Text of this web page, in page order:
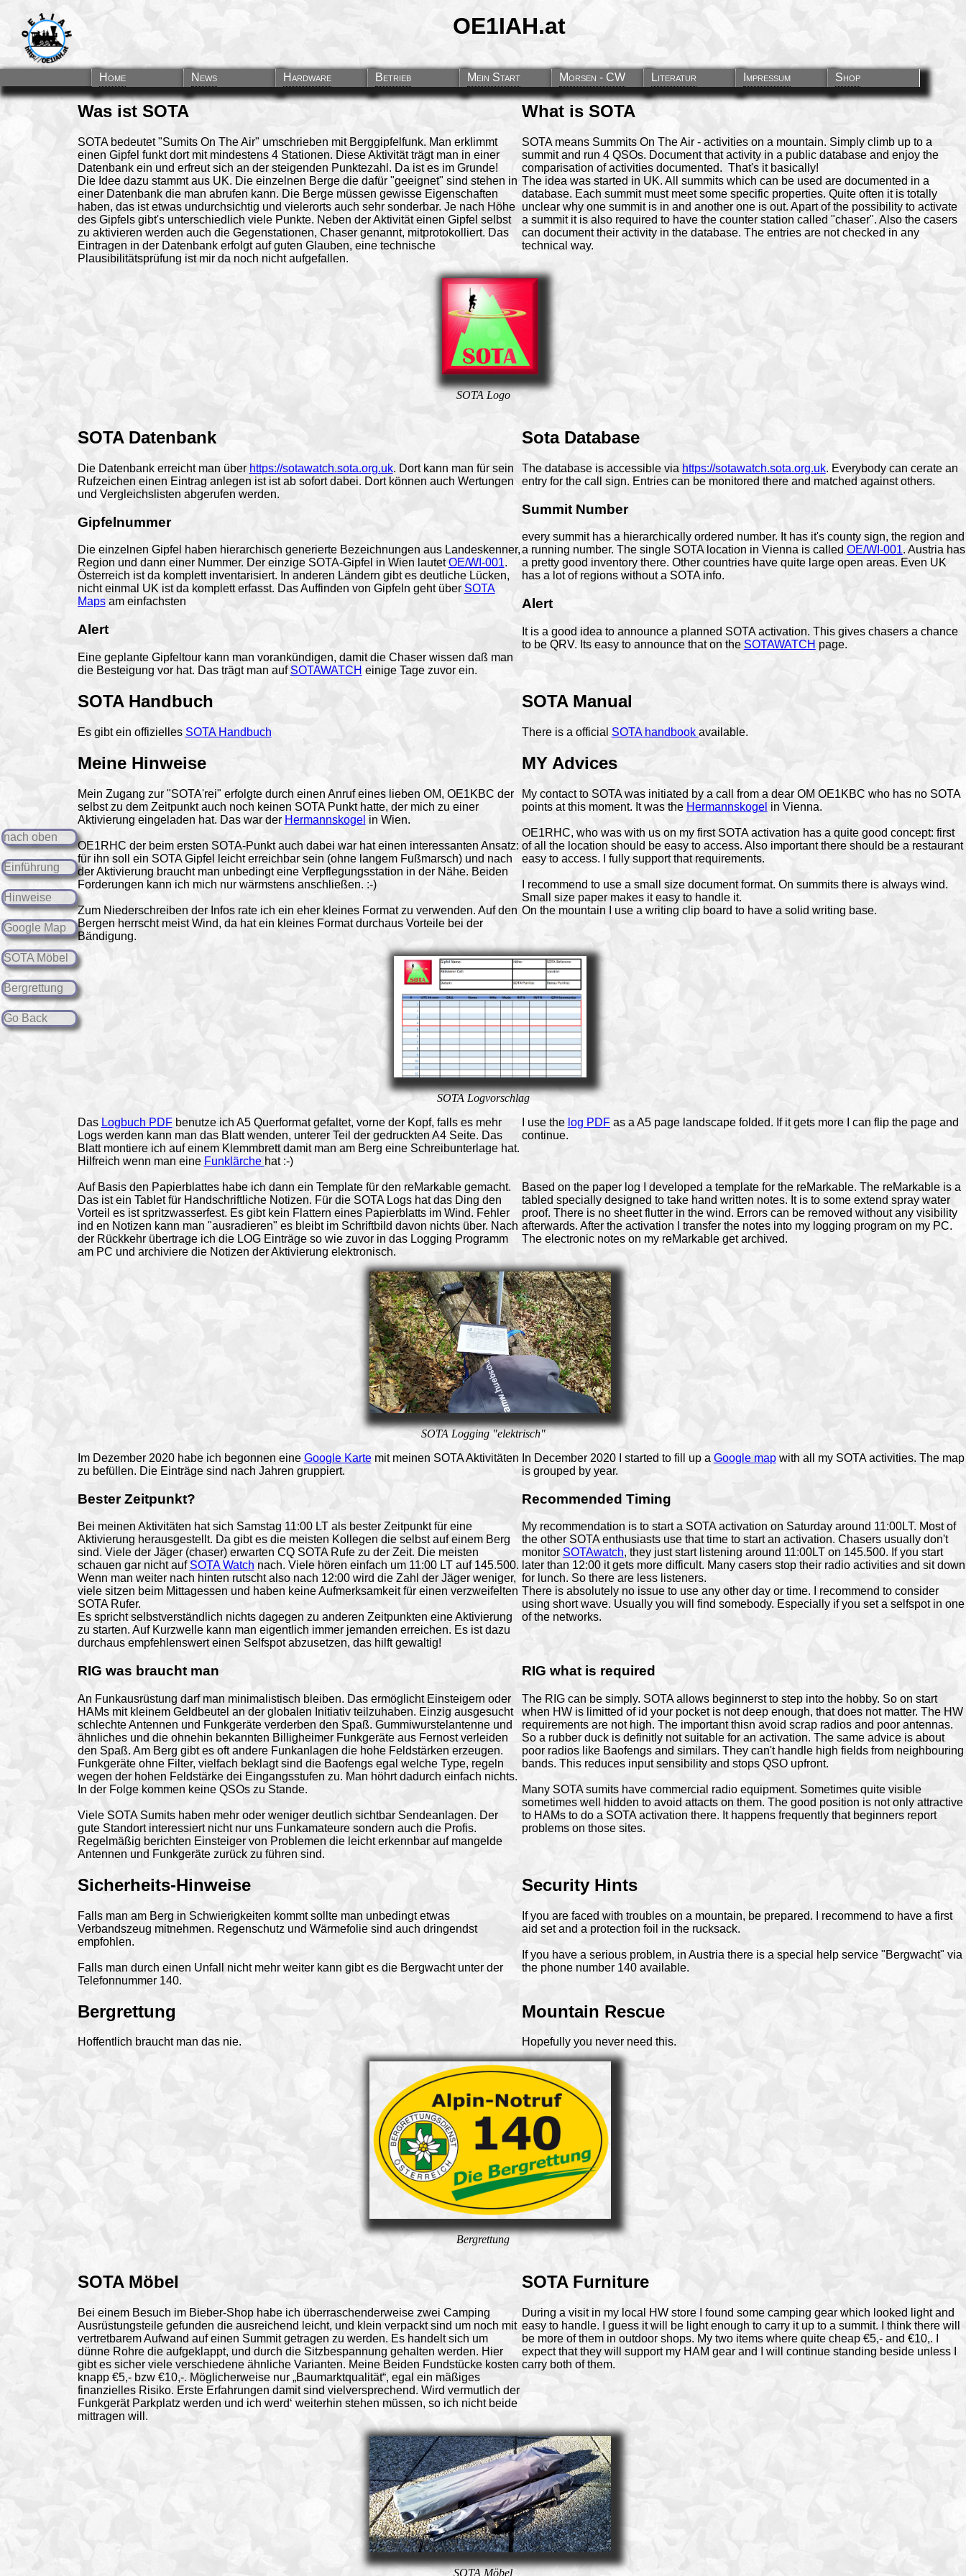
OE1IAH.at
Home News Hardware Betrieb Mein Start Morsen - CW Literatur Impressum Shop
nach oben
Einführung
Hinweise
Google Map
SOTA Möbel
Bergrettung
Go Back
Was ist SOTA
SOTA bedeutet "Sumits On The Air" umschrieben mit Berggipfelfunk. Man erklimmt
einen Gipfel funkt dort mit mindestens 4 Stationen. Diese Aktivität trägt man in einer
Datenbank ein und erfreut sich an der steigenden Punktezahl. Da ist es im Grunde!
Die Idee dazu stammt aus UK. Die einzelnen Berge die dafür "geeignet" sind stehen in
einer Datenbank die man abrufen kann. Die Berge müssen gewisse Eigenschaften
haben, das ist etwas undurchsichtig und vielerorts auch sehr sonderbar. Je nach Höhe
des Gipfels gibt's unterschiedlich viele Punkte. Neben der Aktivität einen Gipfel selbst
zu aktivieren werden auch die Gegenstationen, Chaser genannt, mitprotokolliert. Das
Eintragen in der Datenbank erfolgt auf guten Glauben, eine technische
Plausibilitätsprüfung ist mir da noch nicht aufgefallen.
What is SOTA
SOTA means Summits On The Air - activities on a mountain. Simply climb up to a
summit and run 4 QSOs. Document that activity in a public database and enjoy the
comparisation of activities documented. That's it basically!
The idea was started in UK. All summits which can be used are documented in a
database. Each summit must meet some specific properties. Quite often it is totally
unclear why one summit is in and another one is out. Apart of the possibility to activate
a summit it is also required to have the counter station called "chaser". Also the casers
can document their activity in the database. The entries are not checked in any
technical way.
SOTA Logo
SOTA Datenbank
Die Datenbank erreicht man über https://sotawatch.sota.org.uk. Dort kann man für sein
Rufzeichen einen Eintrag anlegen ist ist ab sofort dabei. Dort können auch Wertungen
und Vergleichslisten abgerufen werden.
Gipfelnummer
Die einzelnen Gipfel haben hierarchisch generierte Bezeichnungen aus Landeskenner,
Region und dann einer Nummer. Der einzige SOTA-Gipfel in Wien lautetOE/WI-001.
Österreich ist da komplett inventarisiert. In anderen Ländern gibt es deutliche Lücken,
nicht einmal UK ist da komplett erfasst. Das Auffinden von Gipfeln geht über SOTA
Mapsam einfachsten
Alert
Eine geplante Gipfeltour kann man vorankündigen, damit die Chaser wissen daß man
die Besteigung vor hat. Das trägt man auf SOTAWATCH einige Tage zuvor ein.
Sota Database
The database is accessible via https://sotawatch.sota.org.uk. Everybody can cerate an
entry for the call sign. Entries can be monitored there and matched against others.
Summit Number
every summit has a hierarchically ordered number. It has it's county sign, the region and
a running number. The single SOTA location in Vienna is called OE/WI-001. Austria has
a pretty good inventory there. Other countries have quite large open areas. Even UK
has a lot of regions without a SOTA info.
Alert
It is a good idea to announce a planned SOTA activation. This gives chasers a chance
to be QRV. Its easy to announce that on the SOTAWATCH page.
SOTA Handbuch
Es gibt ein offizielles SOTA Handbuch
SOTA Manual
There is a official SOTA handbook available.
Meine Hinweise
Mein Zugang zur "SOTA'rei" erfolgte durch einen Anruf eines lieben OM, OE1KBC der
selbst zu dem Zeitpunkt auch noch keinen SOTA Punkt hatte, der mich zu einer
Aktivierung eingeladen hat. Das war der Hermannskogel in Wien.
OE1RHC der beim ersten SOTA-Punkt auch dabei war hat einen interessanten Ansatz:
für ihn soll ein SOTA Gipfel leicht erreichbar sein (ohne langem Fußmarsch) und nach
der Aktivierung braucht man unbedingt eine Verpflegungsstation in der Nähe. Beiden
Forderungen kann ich mich nur wärmstens anschließen. :-)
Zum Niederschreiben der Infos rate ich ein eher kleines Format zu verwenden. Auf den
Bergen herrscht meist Wind, da hat ein kleines Format durchaus Vorteile bei der
Bändigung.
MY Advices
My contact to SOTA was initiated by a call from a dear OM OE1KBC who has no SOTA
points at this moment. It was the Hermannskogel in Vienna.
OE1RHC, who was with us on my first SOTA activation has a quite good concept: first
of all the location should be easy to access. Also important there should be a restaurant
easy to access. I fully support that requirements.
I recommend to use a small size document format. On summits there is always wind.
Small size paper makes it easy to handle it.
On the mountain I use a writing clip board to have a solid writing base.
SOTA Logvorschlag
Das Logbuch PDFbenutze ich A5 Querformat gefaltet, vorne der Kopf, falls es mehr
Logs werden kann man das Blatt wenden, unterer Teil der gedruckten A4 Seite. Das
Blatt montiere ich auf einem Klemmbrett damit man am Berg eine Schreibunterlage hat.
Hilfreich wenn man eine Funklärche hat :-)
I use the log PDFas a A5 page landscape folded. If it gets more I can flip the page and
continue.
Auf Basis den Papierblattes habe ich dann ein Template für den reMarkable gemacht.
Das ist ein Tablet für Handschriftliche Notizen. Für die SOTA Logs hat das Ding den
Vorteil es ist spritzwasserfest. Es gibt kein Flattern eines Papierblatts im Wind. Fehler
ind en Notizen kann man "ausradieren" es bleibt im Schriftbild davon nichts über. Nach
der Rückkehr übertrage ich die LOG Einträge so wie zuvor in das Logging Programm
am PC und archiviere die Notizen der Aktivierung elektronisch.
Based on the paper log I developed a template for the reMarkable. The reMarkable is a
tabled specially designed to take hand written notes. It is to some extend spray water
proof. There is no sheet flutter in the wind. Errors can be removed without any visibility
afterwards. After the activation I transfer the notes into my logging program on my PC.
The electronic notes on my reMarkable get archived.
SOTA Logging "elektrisch"
ImDezember 2020 habe ich begonnen eine Google Kartemit meinen SOTA Aktivitäten
zu befüllen. Die Einträge sind nach Jahren gruppiert.
In December 2020 I started to fill up a Google mapwith all my SOTA activities. The map
is grouped by year.
Bester Zeitpunkt?
Bei meinen Aktivitäten hat sich Samstag 11:00 LT als bester Zeitpunkt für eine
Aktivierung herausgestellt. Da gibt es die meisten Kollegen die selbst auf einem Berg
sind. Viele der Jäger (chaser) erwarten CQ SOTA Rufe zu der Zeit. Die meisten
schauen gar nicht auf SOTA Watch nach. Viele hören einfach um 11:00 LT auf 145.500.
Wenn man weiter nach hinten rutscht also nach 12:00 wird die Zahl der Jäger weniger,
viele sitzen beim Mittagessen und haben keine Aufmerksamkeit für einen verzweifelten
SOTA Rufer.
Es spricht selbstverständlich nichts dagegen zu anderen Zeitpunkten eine Aktivierung
zu starten. Auf Kurzwelle kann man eigentlich immer jemanden erreichen. Es ist dazu
durchaus empfehlenswert einen Selfspot abzusetzen, das hilft gewaltig!
Recommended Timing
My recommendation is to start a SOTA activation on Saturday around 11:00LT. Most of
the other SOTA enthusiasts use that time to start an activation. Chasers usually don't
monitor SOTAwatch, they just start listening around 11:00LT on 145.500. If you start
later than 12:00 it gets more difficult. Many casers stop their radio activities and sit down
for lunch. So there are less listeners.
There is absolutely no issue to use any other day or time. I recommend to consider
using short wave. Usually you will find somebody. Especially if you set a selfspot in one
of the networks.
RIG was braucht man
An Funkausrüstung darf man minimalistisch bleiben. Das ermöglicht Einsteigern oder
HAMs mit kleinem Geldbeutel an der globalen Initiativ teilzuhaben. Einzig ausgesucht
schlechte Antennen und Funkgeräte verderben den Spaß. Gummiwurstelantenne und
ähnliches und die ohnehin bekannten Billigheimer Funkgeräte aus Fernost verleiden
den Spaß. Am Berg gibt es oft andere Funkanlagen die hohe Feldstärken erzeugen.
Funkgeräte ohne Filter, vielfach beklagt sind die Baofengs egal welche Type, regeln
wegen der hohen Feldstärke dei Eingangsstufen zu. Man höhrt dadurch einfach nichts.
In der Folge kommen keine QSOs zu Stande.
Viele SOTA Sumits haben mehr oder weniger deutlich sichtbar Sendeanlagen. Der
gute Standort interessiert nicht nur uns Funkamateure sondern auch die Profis.
Regelmäßig berichten Einsteiger von Problemen die leicht erkennbar auf mangelde
Antennen und Funkgeräte zurück zu führen sind.
RIG what is required
The RIG can be simply. SOTA allows beginnerst to step into the hobby. So on start
when HW is limitted of id your pocket is not deep enough, that does not matter. The HW
requirements are not high. The important thisn avoid scrap radios and poor antennas.
So a rubber duck is definitly not suitable for an activation. The same advice is about
poor radios like Baofengs and similars. They can't handle high fields from neighbouring
bands. This reduces input sensibility and stops QSO upfront.
Many SOTA sumits have commercial radio equipment. Sometimes quite visible
sometimes well hidden to avoid attacts on them. The good position is not only attractive
to HAMs to do a SOTA activation there. It happens frequently that beginners report
problems on those sites.
Sicherheits-Hinweise
Falls man am Berg in Schwierigkeiten kommt sollte man unbedingt etwas
Verbandszeug mitnehmen. Regenschutz und Wärmefolie sind auch dringendst
empfohlen.
Falls man durch einen Unfall nicht mehr weiter kann gibt es die Bergwacht unter der
Telefonnummer 140.
Security Hints
If you are faced with troubles on a mountain, be prepared. I recommend to have a first
aid set and a protection foil in the rucksack.
If you have a serious problem, in Austria there is a special help service "Bergwacht" via
the phone number 140 available.
Bergrettung
Hoffentlich braucht man das nie.
Mountain Rescue
Hopefully you never need this.
Bergrettung
SOTA Möbel
Bei einem Besuch im Bieber-Shop habe ich überraschenderweise zwei Camping
Ausrüstungsteile gefunden die ausreichend leicht, und klein verpackt sind um noch mit
vertretbarem Aufwand auf einen Summit getragen zu werden. Es handelt sich um
dünne Rohre die aufgeklappt, und durch die Sitzbespannung gehalten werden. Hier
gibt es sicher viele verschiedene ähnliche Varianten. Meine Beiden Fundstücke kosten
knapp €5,- bzw €10,-. Möglicherweise nur „Baumarktqualität“, egal ein mäßiges
finanzielles Risiko. Erste Erfahrungen damit sind vielversprechend. Wird vermutlich der
Funkgerät Parkplatz werden und ich werd‘ weiterhin stehen müssen, so ich nicht beide
mittragen will.
SOTA Furniture
During a visit in my local HW store I found some camping gear which looked light and
easy to handle. I guess it will be light enough to carry it up to a summit. I think there will
be more of them in outdoor shops. My two items where quite cheap €5,- and €10,. I
expect that they will support my HAM gear and I will continue standing beside unless I
carry both of them.
SOTA Möbel